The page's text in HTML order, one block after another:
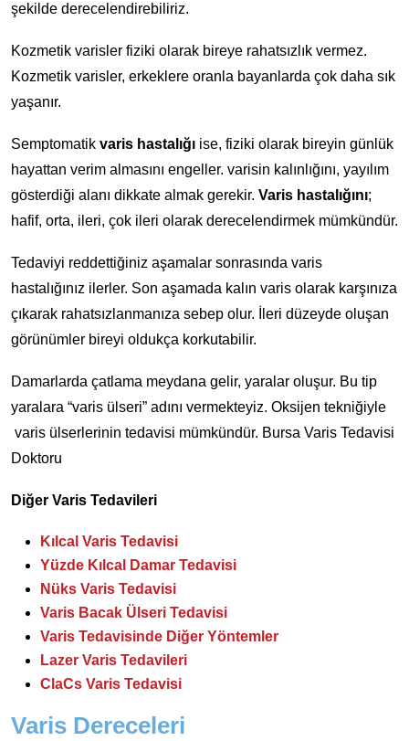
şekilde derecelendirebiliriz.
Kozmetik varisler fiziki olarak bireye rahatsızlık vermez.
Kozmetik varisler, erkeklere oranla bayanlarda çok daha sık
yaşanır.
Semptomatik varis hastalığı ise, fiziki olarak bireyin günlük
hayattan verim almasını engeller. varisin kalınlığını, yayılım
gösterdiği alanı dikkate almak gerekir. Varis hastalığını;
hafif, orta, ileri, çok ileri olarak derecelendirmek mümkündür.
Tedaviyi reddettiğiniz aşamalar sonrasında varis
hastalığınız ilerler. Son aşamada kalın varis olarak karşınıza
çıkarak rahatsızlanmanıza sebep olur. İleri düzeyde oluşan
görünümler bireyi oldukça korkutabilir.
Damarlarda çatlama meydana gelir, yaralar oluşur. Bu tip
yaralara “varis ülseri” adını vermekteyiz. Oksijen tekniğiyle
varis ülserlerinin tedavisi mümkündür. Bursa Varis Tedavisi
Doktoru
Diğer Varis Tedavileri
Kılcal Varis Tedavisi
Yüzde Kılcal Damar Tedavisi
Nüks Varis Tedavisi
Varis Bacak Ülseri Tedavisi
Varis Tedavisinde Diğer Yöntemler
Lazer Varis Tedavileri
ClaCs Varis Tedavisi
Varis Dereceleri